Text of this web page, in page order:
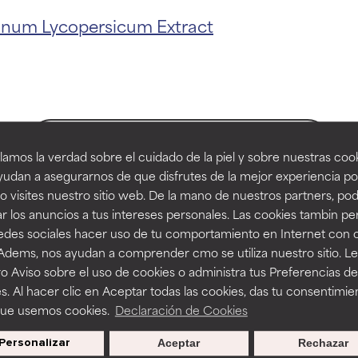
la verdad sobre el cuidado de la piel y sobre nuestras
a asegurarnos de que disfrutes de la mejor experiencia
visites nuestro sitio web. De la mano de nuestros partners,
los anuncios a tus intereses personales. Las cookies tambin
sociales hacer uso de tu comportamiento en Internet con
nos ayudan a comprender cmo se utiliza nuestro sitio.
Aviso sobre el uso de cookies o administra tus Preferencias de
Al hacer clic en Aceptar todas las cookies, das tu
usemos cookies. Declaración de Cookies
Personalizar Rechazar
Aceptar
Lycopersicum Extract
to assess ingredients in this dictionary. Regulations
tan beneficiosos como los de la categoría excelente, suelen ser
la estabilidad o la absorción de una fórmula.
ciertas limitaciones en cuanto a su apariencia, estabilidad o
básicos o que no cuentan con suficiente respaldo científico.
algunos beneficios se recomienda evitarlo por su
tan beneficiosos como los de la categoría excelente, suelen ser
la estabilidad o la absorción de una fórmula.
ciertas limitaciones en cuanto a su apariencia, estabilidad o
básicos o que no cuentan con suficiente respaldo científico.
algunos beneficios se recomienda evitarlo por su